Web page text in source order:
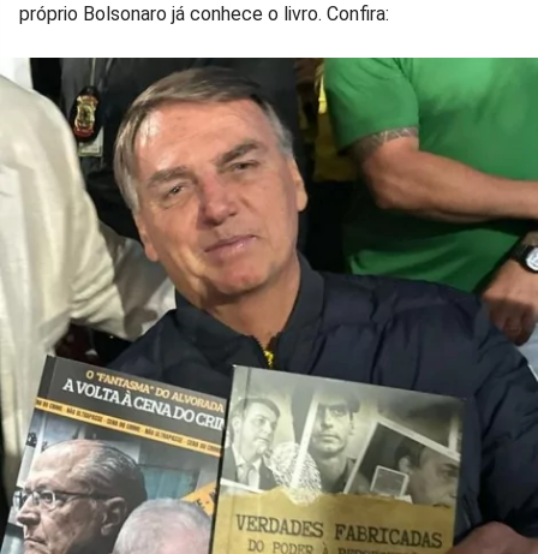
próprio Bolsonaro já conhece o livro. Confira: